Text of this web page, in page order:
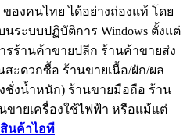
องคนไทย ได้อย่างถ่องแท้ โดย
ระบบปฏิบัติการ Windows ตั้งแต่
รร้านค้าขายปลีก ร้านค้าขายส่ง
ะดวกซื้อ ร้านขายเนื้อ/ผัก/ผล
ชั่งน้ำหนัก) ร้านขายมือถือ ร้าน
ขายเครื่องใช้ไฟฟ้า หรือแม้แต่
สินค้าไอที